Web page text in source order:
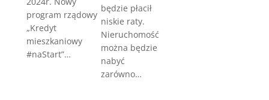
program rządowy
„Kredyt
mieszkaniowy
#naStart”…
będzie płacił
niskie raty.
Nieruchomość
można będzie
nabyć
zarówno…